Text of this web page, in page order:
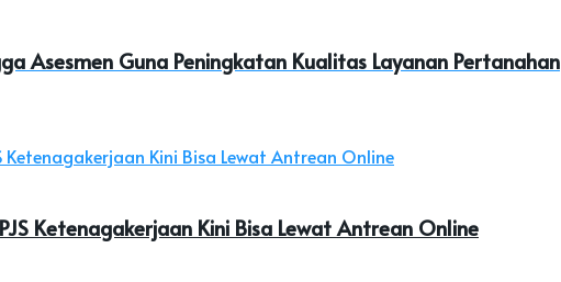
Asesmen Guna Peningkatan Kualitas Layanan Pertanahan
Ketenagakerjaan Kini Bisa Lewat Antrean Online